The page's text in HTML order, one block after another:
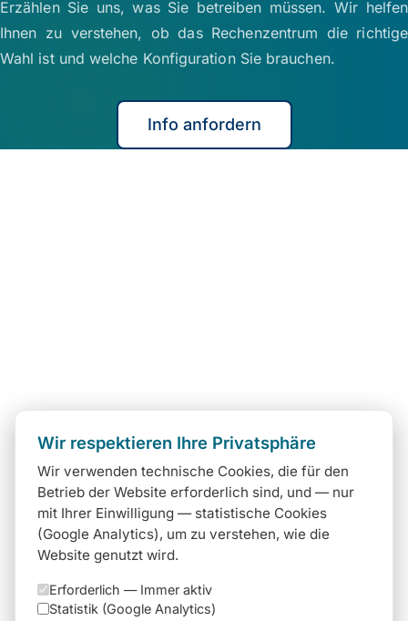
Erzählen Sie uns, was Sie betreiben müssen. Wir helfen
Ihnen zu verstehen, ob das Rechenzentrum die richtige
Wahl ist und welche Konfiguration Sie brauchen.
Info anfordern
Wir respektieren Ihre Privatsphäre
Wir verwenden technische Cookies, die für den
Betrieb der Website erforderlich sind, und — nur
mit Ihrer Einwilligung — statistische Cookies
(Google Analytics), um zu verstehen, wie die
Website genutzt wird.
Erforderlich — Immer aktiv
Statistik (Google Analytics)